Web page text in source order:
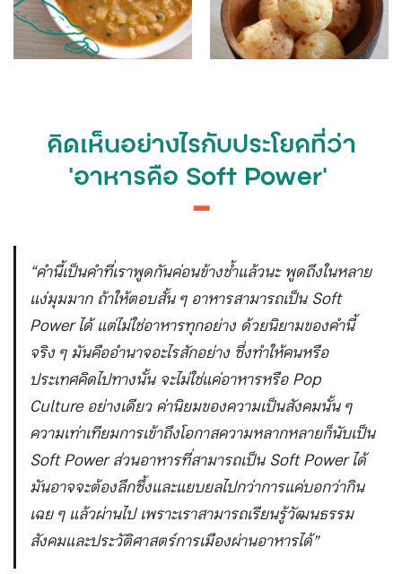
คิดเห็นอย่างไรกับประโยคที่ว่า
‘อาหารคือ Soft Power’
━
“คำนี้เป็นคำที่เราพูดกันค่อนข้างช้ำแล้วนะ พูดถึงในหลาย
แง่มุมมาก ถ้าให้ตอบสั้น ๆ อาหารสามารถเป็น Soft
Power ได้ แต่ไม่ใช่อาหารทุกอย่าง ด้วยนิยามของคำนี้
จริง ๆ มันคืออำนาจอะไรสักอย่าง ซึ่งทำให้คนหรือ
ประเทศคิดไปทางนั้น จะไม่ใช่แค่อาหารหรือ Pop
Culture อย่างเดียว ค่านิยมของความเป็นสังคมนั้น ๆ
ความเท่าเทียมการเข้าถึงโอกาสความหลากหลายก็นับเป็น
Soft Power ส่วนอาหารที่สามารถเป็น Soft Power ได้
มันอาจจะต้องลึกซึ้งและแยบยลไปกว่าการแค่บอกว่ากิน
เฉย ๆ แล้วผ่านไป เพราะเราสามารถเรียนรู้วัฒนธรรม
สังคมและประวัติศาสตร์การเมืองผ่านอาหารได้”